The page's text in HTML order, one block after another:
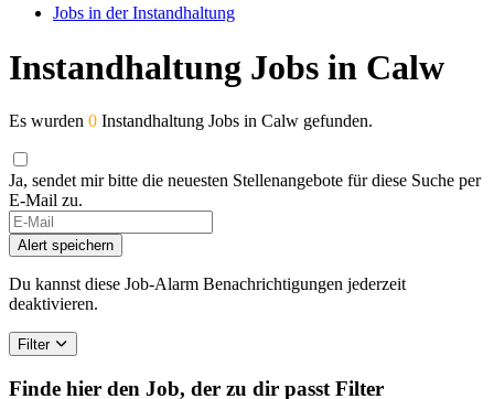
Jobs in der Instandhaltung
Instandhaltung Jobs in Calw
Es wurden 0 Instandhaltung Jobs in Calw gefunden.
Ja, sendet mir bitte die neuesten Stellenangebote für diese Suche per
E-Mail zu.
If
you
are
a
human,
this
field
Alert speichern
Du kannst diese Job-Alarm Benachrichtigungen jederzeit
deaktivieren.
Filter
Finde hier den Job, der zu dir passt Filter